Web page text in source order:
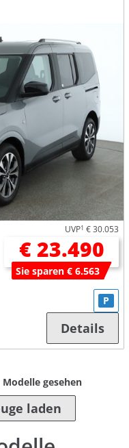
UVP1 € 30.053
€ 23.490
Sie sparen € 6.563
P
Details
Modelle gesehen
laden